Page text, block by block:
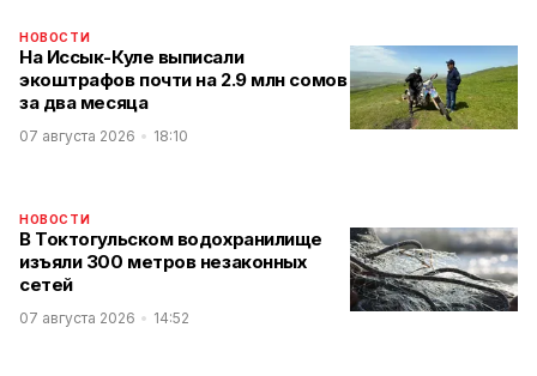
НОВОСТИ
На Иссык-Куле выписали
экоштрафов почти на 2.9 млн сомов
за два месяца
07 августа 2026 18:10
НОВОСТИ
В Токтогульском водохранилище
изъяли 300 метров незаконных
сетей
07 августа 2026 14:52